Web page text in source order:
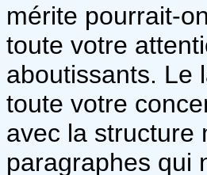
mérite pourrait-
toute votre
aboutissants. Le
toute votre
avec la structure
paragraphes qui